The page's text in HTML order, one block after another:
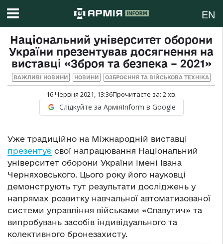
EN
Національний університет оборони
України презентував досягнення на
виставці «Зброя та безпека – 2021»
ВАЖЛИВІ НОВИНИ НОВИНИ ОЗБРОЄННЯ ТА ВІЙСЬКОВА ТЕХНІКА
16 Червня 2021, 13:36Прочитаєте за: 2хв.
Слідкуйте за АрміяInform в Google
Уже традиційно на Міжнародній виставці
презентує свої напрацювання Національний
університет оборони України імені Івана
Черняховського. Цього року його науковці
демонструють тут результати досліджень у
напрямах розвитку навчальної автоматизованої
системи управління військами «Славутич» та
випробувань засобів індивідуального та
колективного бронезахисту.